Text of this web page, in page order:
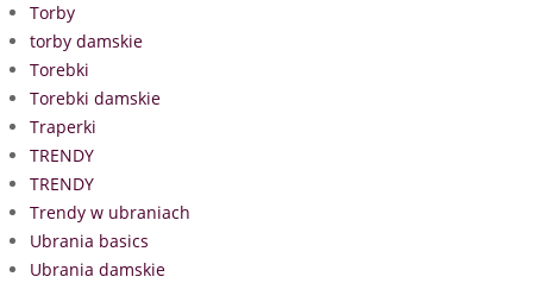
Torby
torby damskie
Torebki
Torebki damskie
Traperki
TRENDY
TRENDY
Trendy w ubraniach
Ubrania basics
Ubrania damskie